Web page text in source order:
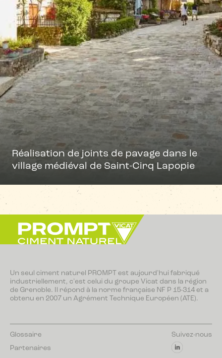
Réalisation de joints de pavage dans le
village médiéval de Saint-Cirq Lapopie
Un seul ciment naturel PROMPT est aujourd'hui fabriqué
industriellement, c'est celui du groupe Vicat dans la région
de Grenoble. Il répond à la norme française NF P 15-314 et a
obtenu en 2007 un Agrément Technique Européen (ATE).
Glossaire
Partenaires
Suivez-nous